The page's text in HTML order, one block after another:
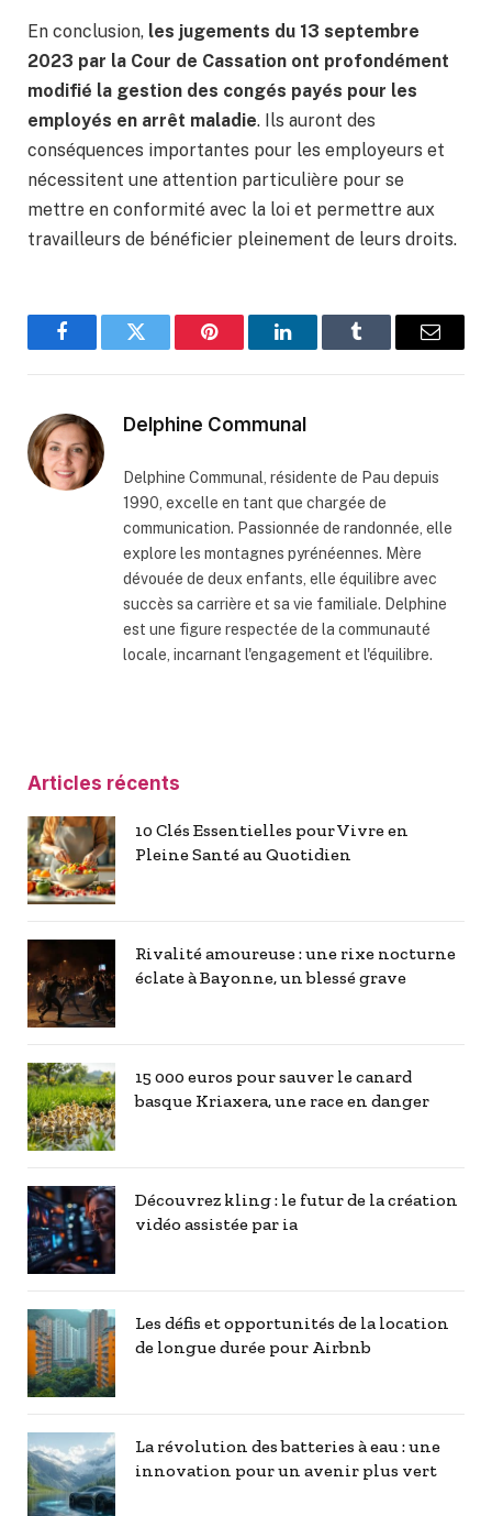
En conclusion, les jugements du 13 septembre
2023 par la Cour de Cassation ont profondément
modifié la gestion des congés payés pour les
employés en arrêt maladie. Ils auront des
conséquences importantes pour les employeurs et
nécessitent une attention particulière pour se
mettre en conformité avec la loi et permettre aux
travailleurs de bénéficier pleinement de leurs droits.
FacebookTwitter Pinterest LinkedInTumblr Email
Delphine Communal
Delphine Communal, résidente de Pau depuis
1990, excelle en tant que chargée de
communication. Passionnée de randonnée, elle
explore les montagnes pyrénéennes. Mère
dévouée de deux enfants, elle équilibre avec
succès sa carrière et sa vie familiale. Delphine
est une figure respectée de la communauté
locale, incarnant l'engagement et l'équilibre.
Articles récents
10 Clés Essentielles pour Vivre en
Pleine Santé au Quotidien
Rivalité amoureuse : une rixe nocturne
éclate à Bayonne, un blessé grave
15 000 euros pour sauver le canard
basque Kriaxera, une race en danger
Découvrez kling : le futur de la création
vidéo assistée par ia
Les défis et opportunités de la location
de longue durée pour Airbnb
La révolution des batteries à eau : une
innovation pour un avenir plus vert